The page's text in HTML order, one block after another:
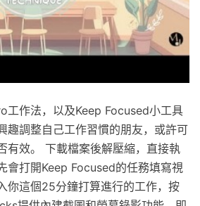
工作法，以及Keep Focused小工具
趣調整自己工作習慣的朋友，或許可
有效。 下載檔案後解壓縮，直接執
會打開Keep Focused的任務填寫視
你這個25分鐘打算進行的工作，按